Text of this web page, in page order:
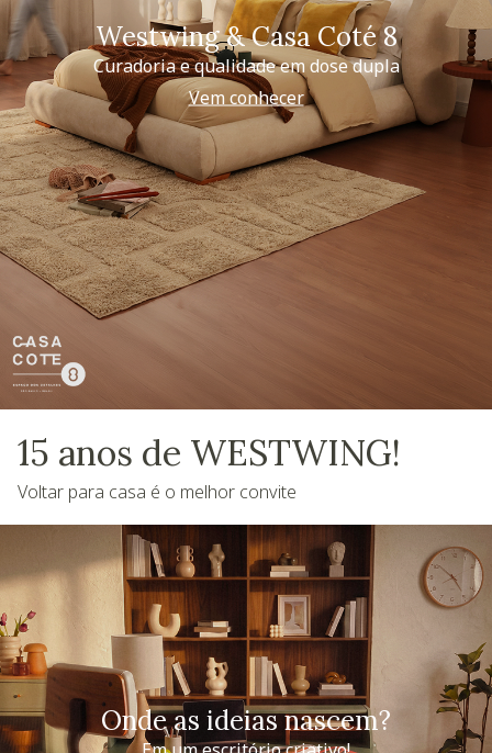
Westwing & Casa Coté 8
Curadoria e qualidade em dose dupla
Vem conhecer
15 anos de WESTWING!
Voltar para casa é o melhor convite
Onde as ideias nascem?